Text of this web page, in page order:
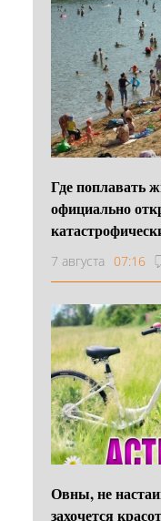
Где поплавать
официально
7 августа 07:16
Овны, не
захочется